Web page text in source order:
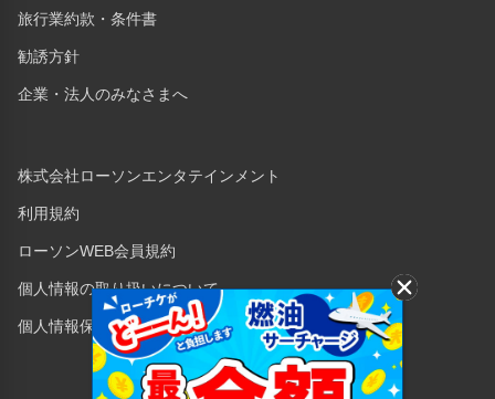
旅行業約款・条件書
勧誘方針
企業・法人のみなさまへ
株式会社ローソンエンタテインメント
利用規約
ローソンWEB会員規約
個人情報の取り扱いについて
個人情報保護方針